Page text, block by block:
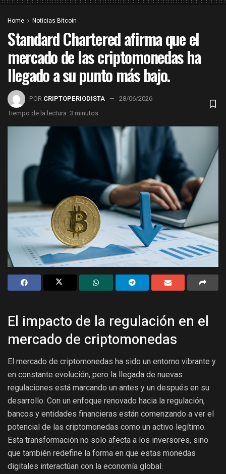
Home Noticias Bitcoin
Standard Chartered afirma que el
mercado de las criptomonedas ha
llegado a su punto más bajo.
POR CRIPTOPERIODISTA
28/06/2026
Tiempo de la lectura: 3 minutos
El impacto de la regulación en el
mercado de criptomonedas
El mercado de criptomonedas ha sido un entorno vibrante y
en constante evolución, pero la llegada de nuevas
regulaciones está marcando un antes y un después en su
desarrollo. Con un enfoque renovado hacia la regulación,
bancos y entidades financieras están comenzando a ver el
potencial de las criptomonedas como un activo legítimo.
Esta transformación no solo afecta a los inversores, sino
que también redefine la forma en que estas monedas
digitales interactúan con la economía global.